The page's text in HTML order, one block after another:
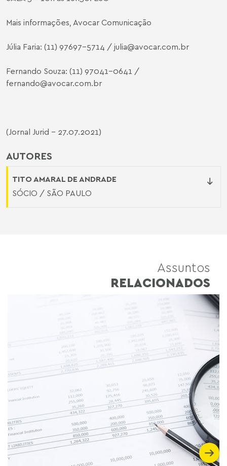
AUTORES
TITO AMARAL DE ANDRADE
SÓCIO / SÃO PAULO
Mais informações, Avocar Comunicação
Júlia Faria: (11) 97697-5714 / julia@avocar.com.br
Fernando Souza: (11) 97041-0641 /
fernando@avocar.com.br
(Jornal Jurid - 27.07.2021)
Assuntos
RELACIONADOS